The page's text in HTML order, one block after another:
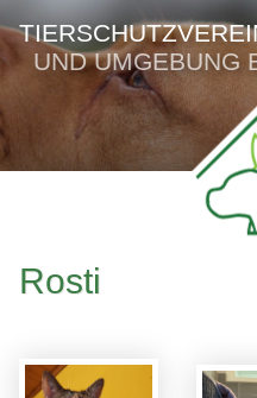
UND UMGEBUNG
Rosti